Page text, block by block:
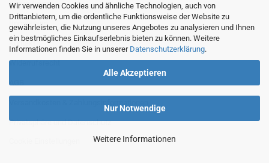
Wir verwenden Cookies und ähnliche Technologien, auch von
Drittanbietern, um die ordentliche Funktionsweise der Website zu
gewährleisten, die Nutzung unseres Angebotes zu analysieren und Ihnen
ein bestmögliches Einkaufserlebnis bieten zu können. Weitere
Informationen finden Sie in unserer Datenschutzerklärung.
Alle Akzeptieren
Nur Notwendige
Weitere Informationen
MEHR ÜBER...
Impressum
Kontakt
Widerrufsrecht
AGB
Privatsphäre und Datenschutz